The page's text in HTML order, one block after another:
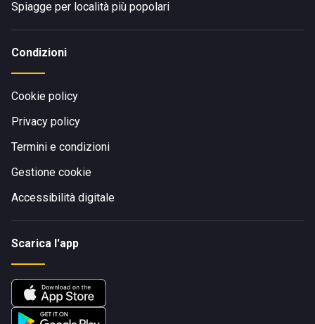
Spiagge per località più popolari
Condizioni
Cookie policy
Privacy policy
Termini e condizioni
Gestione cookie
Accessibilità digitale
Scarica l'app